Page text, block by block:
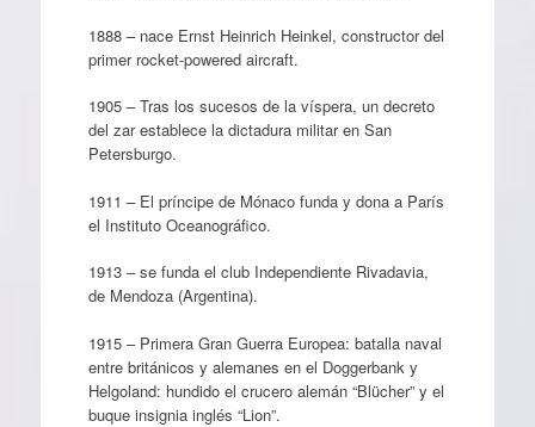
1888 – nace Ernst Heinrich Heinkel, constructor del
primer rocket-powered aircraft.
1905 – Tras los sucesos de la víspera, un decreto
del zar establece la dictadura militar en San
Petersburgo.
1911 – El príncipe de Mónaco funda y dona a París
el Instituto Oceanográfico.
1913 – se funda el club Independiente Rivadavia,
de Mendoza (Argentina).
1915 – Primera Gran Guerra Europea: batalla naval
entre británicos y alemanes en el Doggerbank y
Helgoland: hundido el crucero alemán “Blücher” y el
buque insignia inglés “Lion”.